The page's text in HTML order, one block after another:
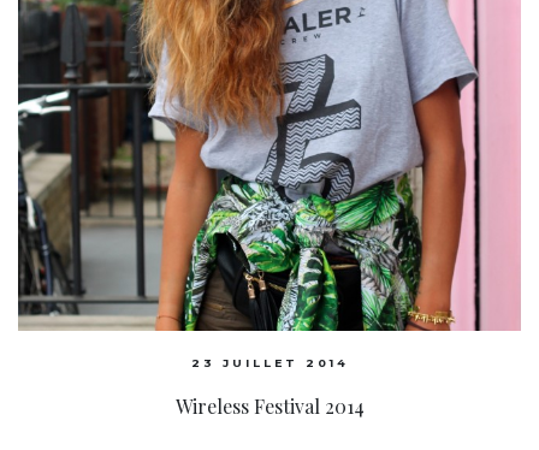
23 JUILLET 2014
Wireless Festival 2014